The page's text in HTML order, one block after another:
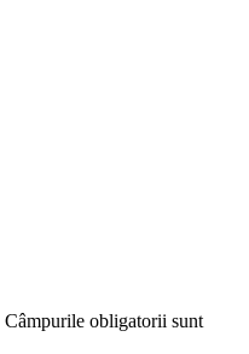
Câmpurile obligatorii sunt